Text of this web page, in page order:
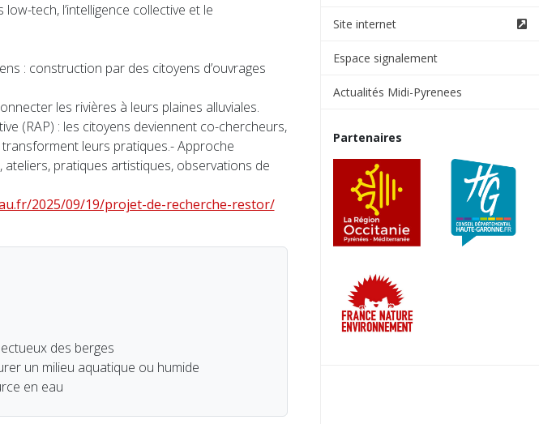
tech, l’intelligence collective et le
: construction par des citoyens d’ouvrages
les rivières à leurs plaines alluviales.
(RAP) : les citoyens deviennent co-chercheurs,
leurs pratiques.- Approche
ateliers, pratiques artistiques, observations de
2025/09/19/projet-de-recherche-restor/
des berges
un milieu aquatique ou humide
en eau
Site internet
Espace signalement
Actualités Midi-Pyrenees
Partenaires